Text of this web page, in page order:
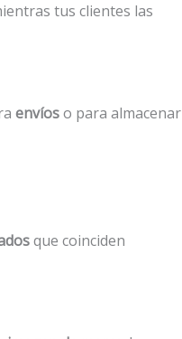
tus clientes las
envíoso para almacenar
que coinciden